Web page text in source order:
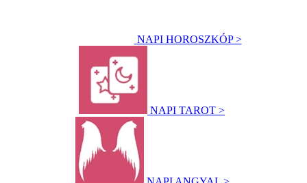
NAPI HOROSZKÓP >
NAPI TAROT >